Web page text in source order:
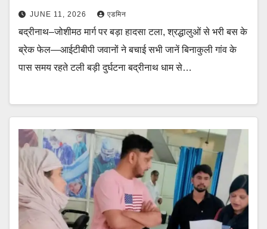
JUNE 11, 2026 एडमिन
बद्रीनाथ–जोशीमठ मार्ग पर बड़ा हादसा टला, श्रद्धालुओं से भरी बस के
ब्रेक फेल—आईटीबीपी जवानों ने बचाई सभी जानें बिनाकुली गांव के
पास समय रहते टली बड़ी दुर्घटना बद्रीनाथ धाम से…